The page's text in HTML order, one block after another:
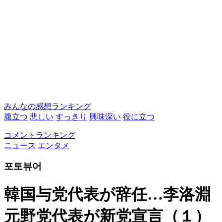
みんなの感想ランキング
腹立つ 悲しい すっきり 興味深い 役に立つ
コメントランキング
ニュース エンタメ
포토뷰어
韓国与党代表が辞任…李洛淵
元野党代表が新党宣言（１）